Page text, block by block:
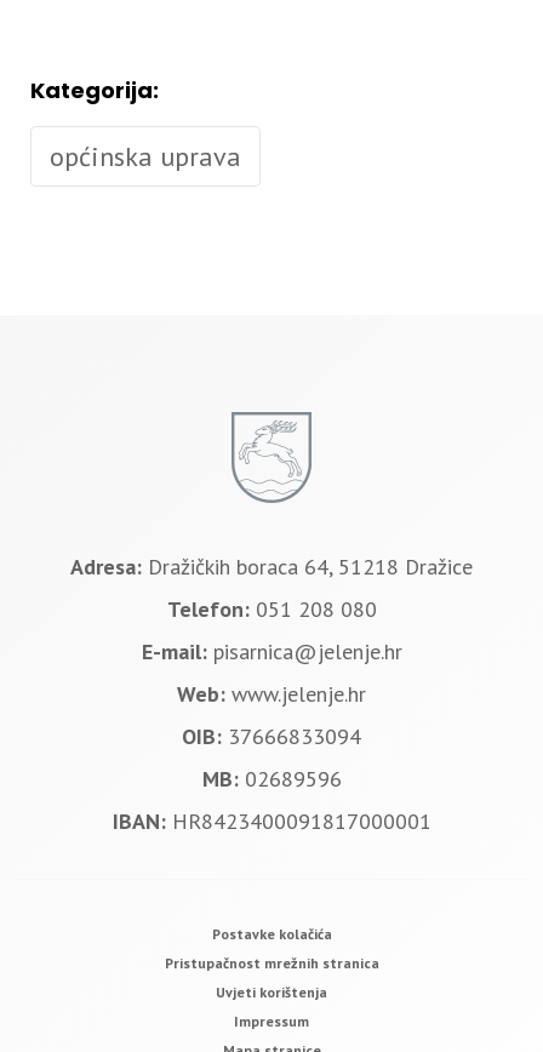
Kategorija:
općinska uprava
Adresa: Dražičkih boraca 64, 51218 Dražice
Telefon: 051 208 080
E-mail: pisarnica@jelenje.hr
Web: www.jelenje.hr
OIB: 37666833094
MB: 02689596
IBAN: HR8423400091817000001
Postavke kolačića
Pristupačnost mrežnih stranica
Uvjeti korištenja
Impressum